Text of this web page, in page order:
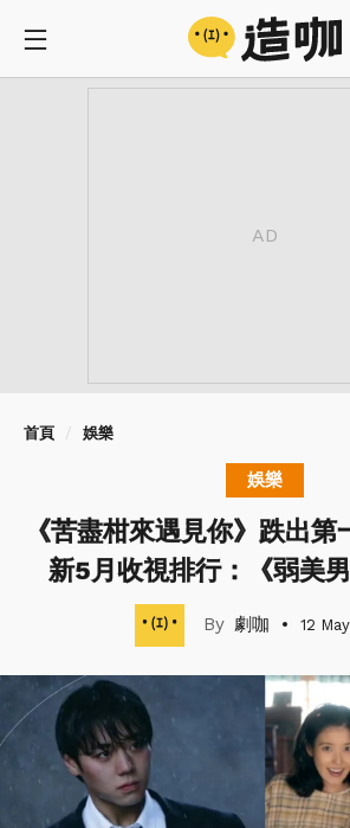
首頁 娛樂
娛樂
《苦盡柑來遇見你》跌出
新5月收視排行：《弱美
劇咖 12